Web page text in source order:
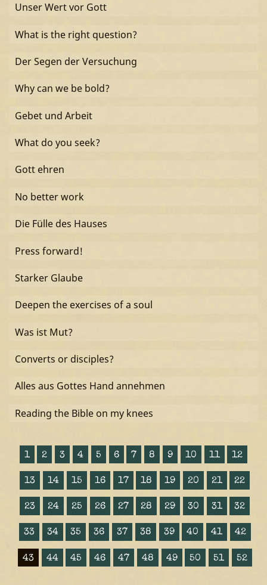
Unser Wert vor Gott
What is the right question?
Der Segen der Versuchung
Why can we be bold?
Gebet und Arbeit
What do you seek?
Gott ehren
No better work
Die Fülle des Hauses
Press forward!
Starker Glaube
Deepen the exercises of a soul
Was ist Mut?
Converts or disciples?
Alles aus Gottes Hand annehmen
Reading the Bible on my knees
1 2 3 4 5 6 7 8 9 10 11 12
13 14 15 16 17 18 19 20 21 22
23 24 25 26 27 28 29 30 31 32
33 34 35 36 37 38 39 40 41 42
43 44 45 46 47 48 49 50 51 52